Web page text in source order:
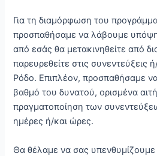
Για τη διαμόρφωση του
προσπαθήσαμε να λάβουμε υπόψη
από εσάς θα μετακινηθείτε από
παρευρεθείτε στις συνεντεύξεις
Ρόδο. Επιπλέον, προσπαθήσαμε
βαθμό του δυνατού, ορισμένα
πραγματοποίηση των
ημέρες ή/και ώρες.
Θα θέλαμε να σας